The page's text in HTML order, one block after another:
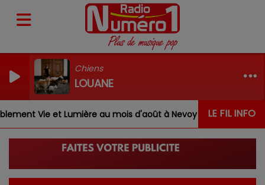
Chiens
LOUANE
LE FIL INFO
Vie et Lumière au mois d'août à Nevoy Louis,